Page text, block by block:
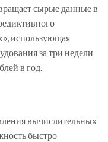
сырые данные в
использующая
за три недели
в год.
вычислительных
быстро